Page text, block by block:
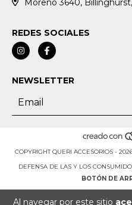
Al navegar por este sitio
Moreno 3640,
REDES SOCIALES
NEWSLETTER
COPYRIGHT QUERI ACCESORIOS -
DEFENSA DE LAS Y LOS
BOTÓN DE